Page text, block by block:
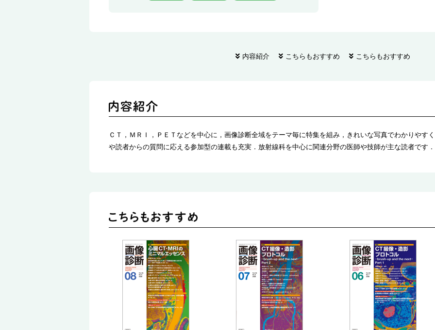
内容紹介 こちらもおすすめ こちらもおすすめ
ＣＴ，ＭＲＩ，ＰＥＴなどを中心に，画像診断全域をテーマ毎に特集を組み，きれいな写真でわかりやす
や読者からの質問に応える参加型の連載も充実．放射線科を中心に関連分野の医師や技師が主な読者です．